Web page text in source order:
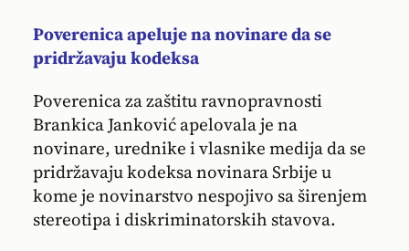
Poverenica apeluje na novinare da se
pridržavaju kodeksa
Poverenica za zaštitu ravnopravnosti
Brankica Janković apelovala je na
novinare, urednike i vlasnike medija da se
pridržavaju kodeksa novinara Srbije u
kome je novinarstvo nespojivo sa širenjem
stereotipa i diskriminatorskih stavova.